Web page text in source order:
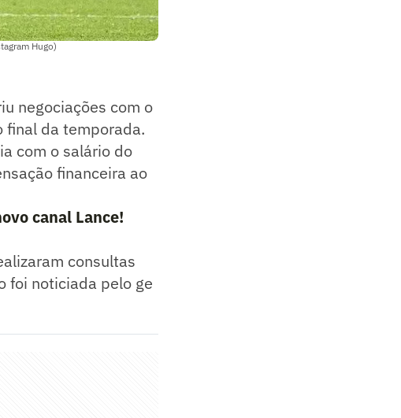
Hugo)
negociações com o
final da temporada.
com o salário do
financeira ao
canal Lance!
consultas
foi noticiada pelo ge